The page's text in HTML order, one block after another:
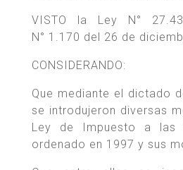
VISTO la Ley N°
N° 1.170 del 26 de
CONSIDERANDO:
Que mediante el dictado
se introdujeron diversas
Ley de Impuesto a las
ordenado en 1997 y sus